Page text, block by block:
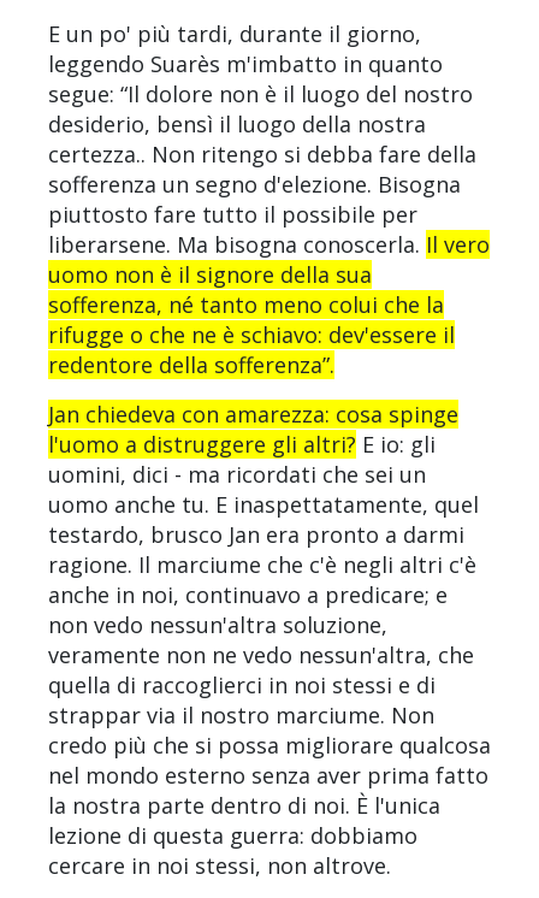
E un po' più tardi, durante il giorno,
leggendo Suarès m'imbatto in quanto
segue: “Il dolore non è il luogo del nostro
desiderio, bensì il luogo della nostra
certezza.. Non ritengo si debba fare della
sofferenza un segno d'elezione. Bisogna
piuttosto fare tutto il possibile per
liberarsene. Ma bisogna conoscerla. Il vero
uomo non è il signore della sua
sofferenza, né tanto meno colui che la
rifugge o che ne è schiavo: dev'essere il
redentore della sofferenza”.
Jan chiedeva con amarezza: cosa spinge
l'uomo a distruggere gli altri? E io: gli
uomini, dici - ma ricordati che sei un
uomo anche tu. E inaspettatamente, quel
testardo, brusco Jan era pronto a darmi
ragione. Il marciume che c'è negli altri c'è
anche in noi, continuavo a predicare; e
non vedo nessun'altra soluzione,
veramente non ne vedo nessun'altra, che
quella di raccoglierci in noi stessi e di
strappar via il nostro marciume. Non
credo più che si possa migliorare qualcosa
nel mondo esterno senza aver prima fatto
la nostra parte dentro di noi. È l'unica
lezione di questa guerra: dobbiamo
cercare in noi stessi, non altrove.